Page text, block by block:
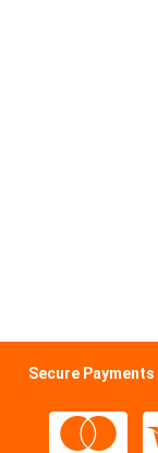
Secure Payments